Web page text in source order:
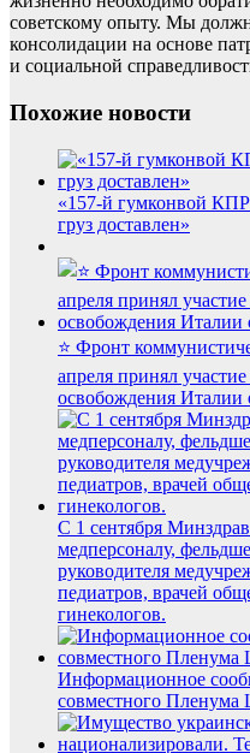
советскому опыту. Мы
консолидации на основе
и социальной
Похожие новости
«157-й гумконвой
груз доставлен»
⭐️ Фронт
апреля принял
освобождения Италии
С 1 сентября
медперсоналу,
руководителя
педиатров, врачей
гинекологов.
Информационное
совместного